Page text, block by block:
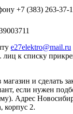
+7 (383) 263-
e27elektro@mail.ru
к списку
и сделать
если нужен
Адрес
корпус 2.